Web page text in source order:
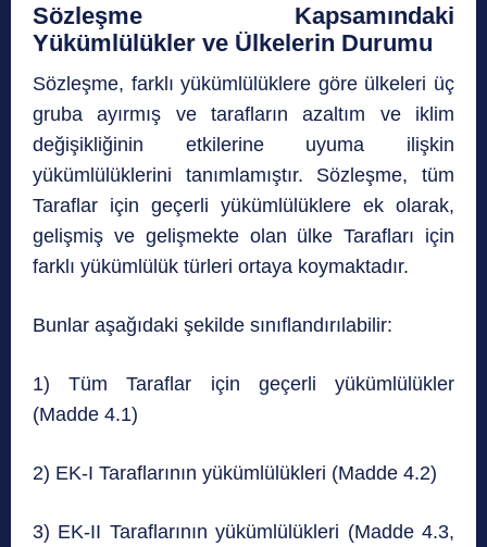
Sözleşme Kapsamındaki
Yükümlülükler ve Ülkelerin Durumu
Sözleşme, farklı yükümlülüklere göre ülkeleri üç
gruba ayırmış ve tarafların azaltım ve iklim
değişikliğinin etkilerine uyuma ilişkin
yükümlülüklerini tanımlamıştır. Sözleşme, tüm
Taraflar için geçerli yükümlülüklere ek olarak,
gelişmiş ve gelişmekte olan ülke Tarafları için
farklı yükümlülük türleri ortaya koymaktadır.
Bunlar aşağıdaki şekilde sınıflandırılabilir:
1) Tüm Taraflar için geçerli yükümlülükler
(Madde 4.1)
2) EK-I Taraflarının yükümlülükleri (Madde 4.2)
3) EK-II Taraflarının yükümlülükleri (Madde 4.3,